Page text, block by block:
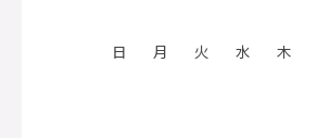
日 月 火 水 木